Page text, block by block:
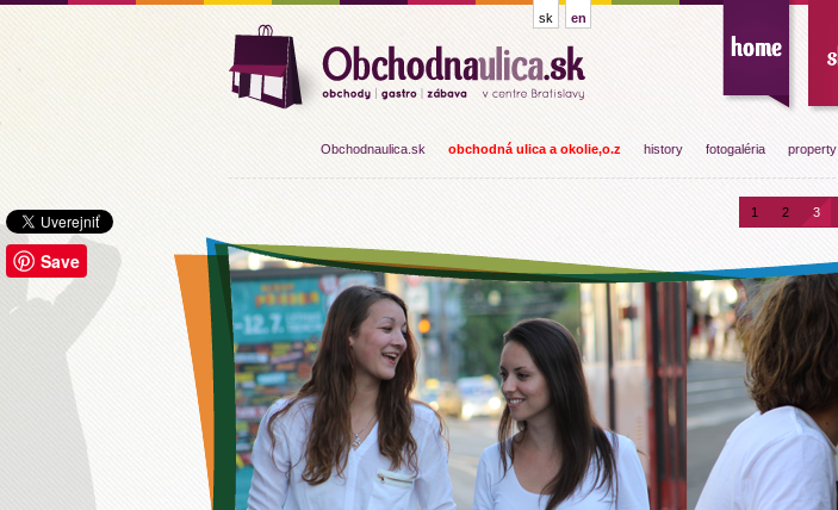
Save
sk en
Obchodnaulica.sk obchodná ulica a okolie,o.z history fotogaléria property
1 2 3